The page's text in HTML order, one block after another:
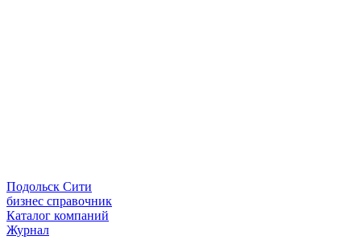
Подольск Сити
бизнес справочник
Каталог компаний
Журнал